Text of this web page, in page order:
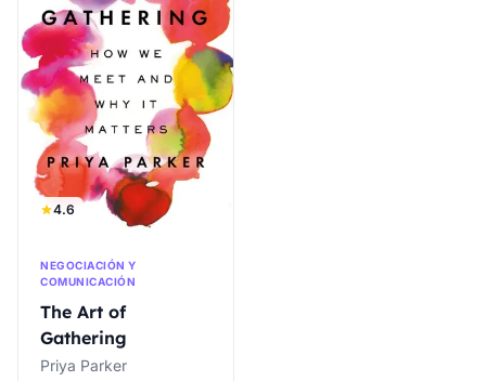
4.6
NEGOCIACIÓN Y
COMUNICACIÓN
The Art of
Gathering
Priya Parker